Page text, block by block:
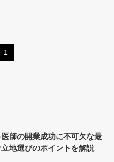
1
師の開業成功に不可欠な最
地選びのポイントを解説